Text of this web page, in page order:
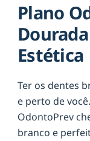
Plano
Estética
Ter os dentes
e perto de
OdontoPrev
branco e